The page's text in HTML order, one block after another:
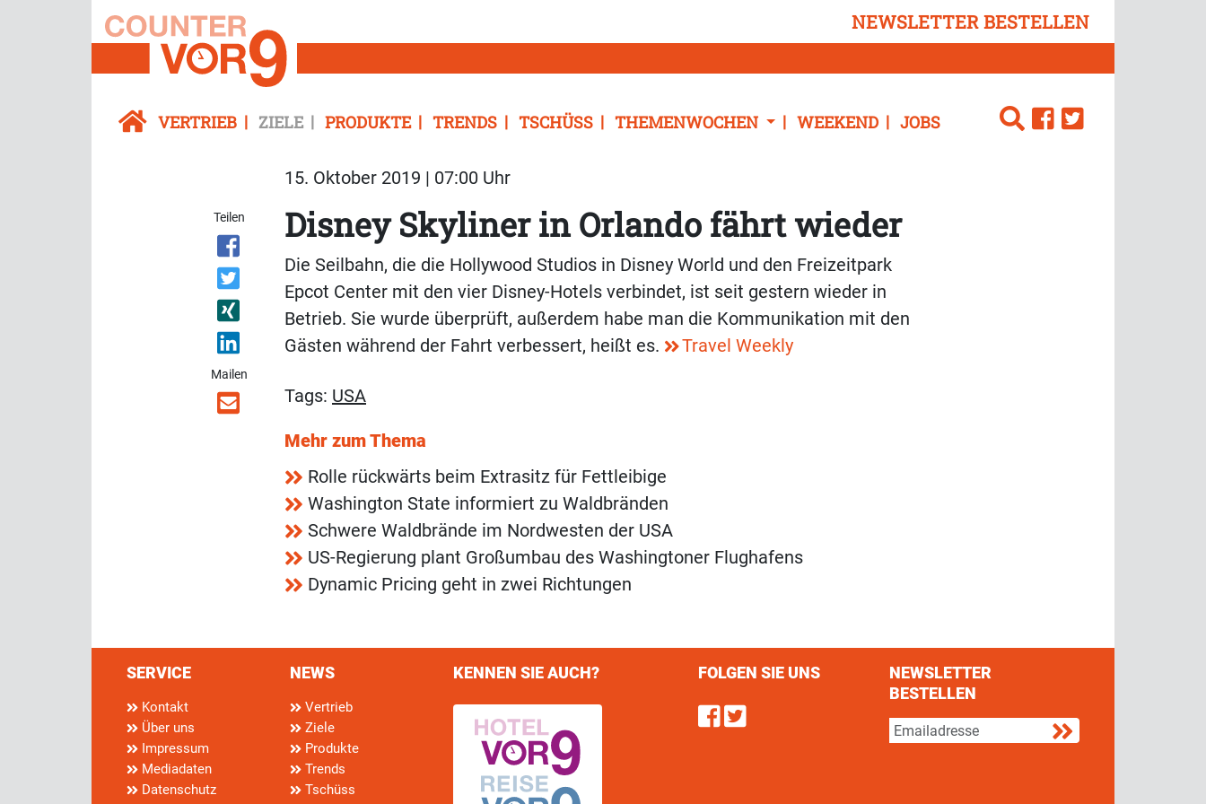
NEWSLETTER BESTELLEN
VERTRIEB ZIELE PRODUKTE TRENDS TSCHÜSS THEMENWOCHEN WEEKEND JOBS
15. Oktober 2019 | 07:00 Uhr
Teilen
Mailen
Disney Skyliner in Orlando fährt wieder
Die Seilbahn, die die Hollywood Studios in Disney World und den Freizeitpark
Epcot Center mit den vier Disney-Hotels verbindet, ist seit gestern wieder in
Betrieb. Sie wurde überprüft, außerdem habe man die Kommunikation mit den
Gästen während der Fahrt verbessert, heißt es.
Travel Weekly
Tags: USA
Mehr zum Thema
Rolle rückwärts beim Extrasitz für Fettleibige
Washington State informiert zu Waldbränden
Schwere Waldbrände im Nordwesten der USA
US-Regierung plant Großumbau des Washingtoner Flughafens
Dynamic Pricing geht in zwei Richtungen
SERVICE
Kontakt
Über uns
Impressum
Mediadaten
Datenschutz
NEWS
Vertrieb
Ziele
Produkte
Trends
Tschüss
KENNEN SIE AUCH? FOLGEN SIE UNS
Find us on Facebook
Follow us on Twitter
NEWSLETTER
BESTELLEN